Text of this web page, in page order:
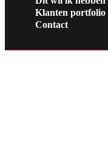
Klanten portfolio
Contact